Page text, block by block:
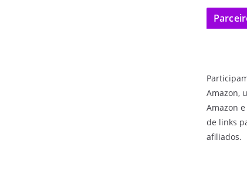
Amazon,
Amazon
de links
afiliados.